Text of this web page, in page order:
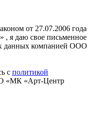
от 27.07.2006 года
я даю свое письменное
данных компанией ООО
с политикой
«МК «Арт-Центр